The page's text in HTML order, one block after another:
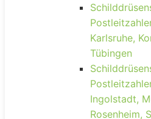
Karlsruhe,
Tübingen
Ingolstadt,
Rosenheim,